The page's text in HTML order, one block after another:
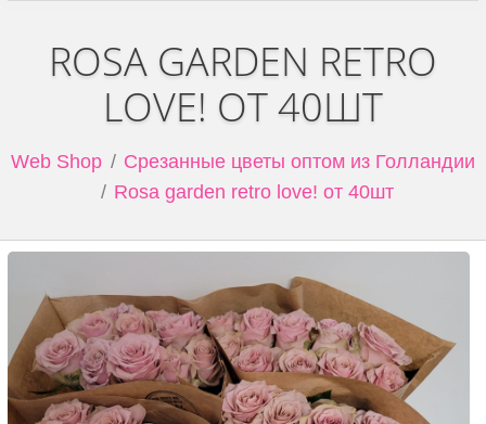
ROSA GARDEN RETRO
LOVE! ОТ 40ШТ
Web Shop
Срезанные цветы оптом из Голландии
Rosa garden retro love! от 40шт